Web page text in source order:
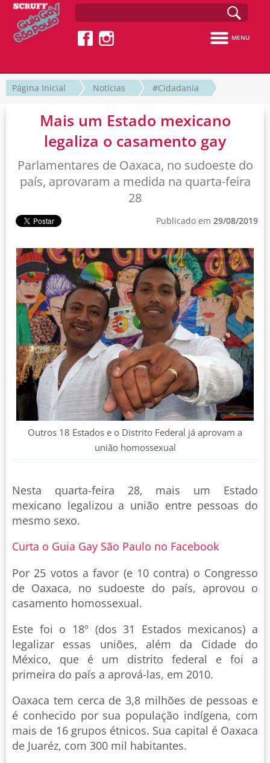
MENU
Página Inicial Notícias #Cidadania
Mais um Estado mexicano
legaliza o casamento gay
Parlamentares de Oaxaca, no sudoeste do
país, aprovaram a medida na quarta-feira
28
Publicado em 29/08/2019
Outros 18 Estados e o Distrito Federal já aprovam a
união homossexual
Nesta quarta-feira 28, mais um Estado
mexicano legalizou a união entre pessoas do
mesmo sexo.
Curta o Guia Gay São Paulo no Facebook
Por 25 votos a favor (e 10 contra) o Congresso
de Oaxaca, no sudoeste do país, aprovou o
casamento homossexual.
Este foi o 18º (dos 31 Estados mexicanos) a
legalizar essas uniões, além da Cidade do
México, que é um distrito federal e foi a
primeira do país a aprová-las, em 2010.
Oaxaca tem cerca de 3,8 milhões de pessoas e
é conhecido por sua população indígena, com
mais de 16 grupos étnicos. Sua capital é Oaxaca
de Juaréz, com 300 mil habitantes.